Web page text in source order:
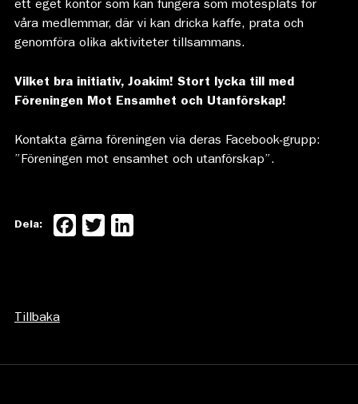
ett eget kontor som kan fungera som mötesplats för
våra medlemmar, där vi kan dricka kaffe, prata och
genomföra olika aktiviteter tillsammans.
Vilket bra initiativ, Joakim! Stort lycka till med
Föreningen Mot Ensamhet och Utanförskap!
Kontakta gärna föreningen via deras Facebook-grupp:
”Föreningen mot ensamhet och utanförskap”.
Dela: Facebook
Twitter
Tillbaka